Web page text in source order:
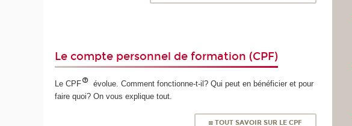
Le compte personnel de formation (CPF)
Le CPF
évolue. Comment fonctionne-t-il? Qui peut en bénéficier et pour
faire quoi? On vous explique tout.
◙ TOUT SAVOIR SUR LE CPF